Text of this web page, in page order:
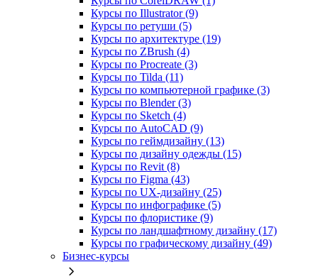
Курсы по Illustrator (9)
Курсы по ретуши (5)
Курсы по архитектуре (19)
Курсы по ZBrush (4)
Курсы по Procreate (3)
Курсы по Tilda (11)
Курсы по компьютерной графике (3)
Курсы по Blender (3)
Курсы по Sketch (4)
Курсы по AutoCAD (9)
Курсы по геймдизайну (13)
Курсы по дизайну одежды (15)
Курсы по Revit (8)
Курсы по Figma (43)
Курсы по UX‑дизайну (25)
Курсы по инфографике (5)
Курсы по флористике (9)
Курсы по ландшафтному дизайну (17)
Курсы по графическому дизайну (49)
Бизнес-курсы